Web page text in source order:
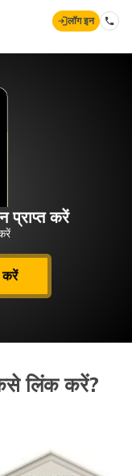
लॉग इन
प्राप्त करें
करें
लिंक करें?